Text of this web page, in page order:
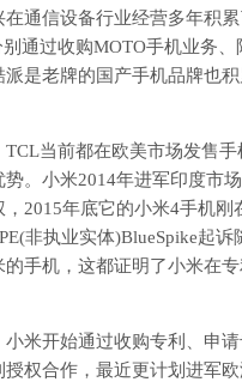
通信设备行业经营多年积
通过收购MOTO手机业务、
是老牌的国产手机品牌也
当前都在欧美市场发售手
。小米2014年进军印度市
2015年底它的小米4手机刚
非执业实体)BlueSpike起诉
的手机，这都证明了小米在
米开始通过收购专利、申
权合作，最近更计划进军